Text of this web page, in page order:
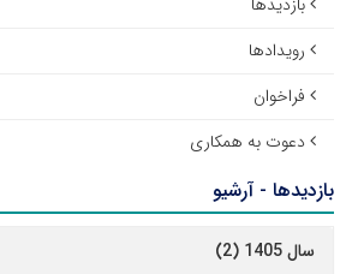
رویدادها
فراخوان
دعوت به همکاری
بازدیدها - آرشیو
سال 1405 (2)